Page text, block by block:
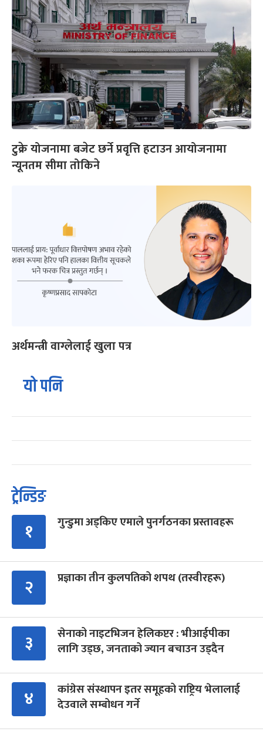
टुक्रे योजनामा बजेट छर्ने प्रवृत्ति हटाउन आयोजनामा
न्यूनतम सीमा तोकिने
अर्थमन्त्री वाग्लेलाई खुला पत्र
यो पनि
ट्रेन्डिङ
१ गुन्डुमा अड्किए एमाले पुनर्गठनका प्रस्तावहरू
२ प्रज्ञाका तीन कुलपतिको शपथ (तस्वीरहरू)
३
सेनाको नाइटभिजन हेलिकप्टर : भीआईपीका
लागि उड्छ, जनताको ज्यान बचाउन उड्दैन
४
कांग्रेस संस्थापन इतर समूहको राष्ट्रिय भेलालाई
देउवाले सम्बोधन गर्ने